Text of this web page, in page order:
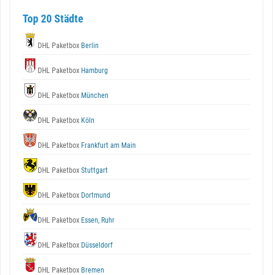
Top 20 Städte
DHL Paketbox Berlin
DHL Paketbox Hamburg
DHL Paketbox München
DHL Paketbox Köln
DHL Paketbox Frankfurt am Main
DHL Paketbox Stuttgart
DHL Paketbox Dortmund
DHL Paketbox Essen, Ruhr
DHL Paketbox Düsseldorf
DHL Paketbox Bremen